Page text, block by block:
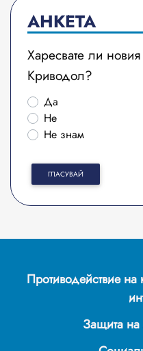
АНКЕТА
Харесвате ли
Криводол?
Да
Не
Не знам
ГЛАСУВАЙ
Противодействие на
Защита